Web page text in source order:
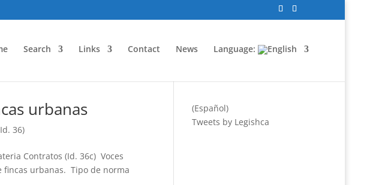
Search Links Contact News Language:
urbanas
36)
Contratos (Id. 36c) Voces
urbanas. Tipo de norma
(Español)
Tweets by Legishca